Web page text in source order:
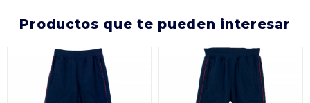
productos que te pueden interesar